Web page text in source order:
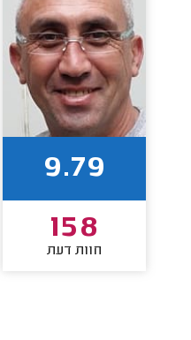
9.79
158
חוות דעת